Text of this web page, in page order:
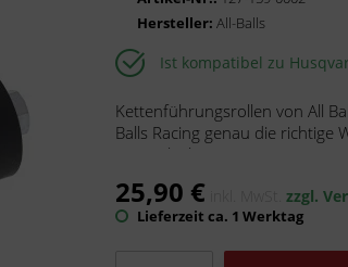
Esjot
HiFlo Filtro
LeoVince
Marston-Domsel
Naraku
Hersteller:All-Balls
Ist kompatibel zu
Kettenführungsrollen von All
Balls Racing genau die richtige
Originalteile...
25,90 € inkl. MwSt.zzgl.
Lieferzeit ca. 1 Werktag